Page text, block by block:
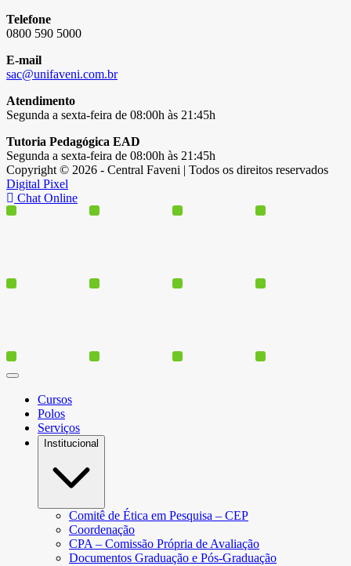
Telefone
0800 590 5000
E-mail
sac@unifaveni.com.br
Atendimento
Segunda a sexta-feira de 08:00h às 21:45h
Tutoria Pedagógica EAD
Segunda a sexta-feira de 08:00h às 21:45h
Copyright © 2026 - Central Faveni | Todos os direitos reservados
Digital Pixel
Chat Online
Cursos
Polos
Serviços
Institucional
Comitê de Ética em Pesquisa – CEP
Coordenação
CPA – Comissão Própria de Avaliação
Documentos Graduação e Pós-Graduação